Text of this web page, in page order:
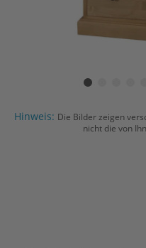
Hinweis: Die Bilder zeigen
nicht die von